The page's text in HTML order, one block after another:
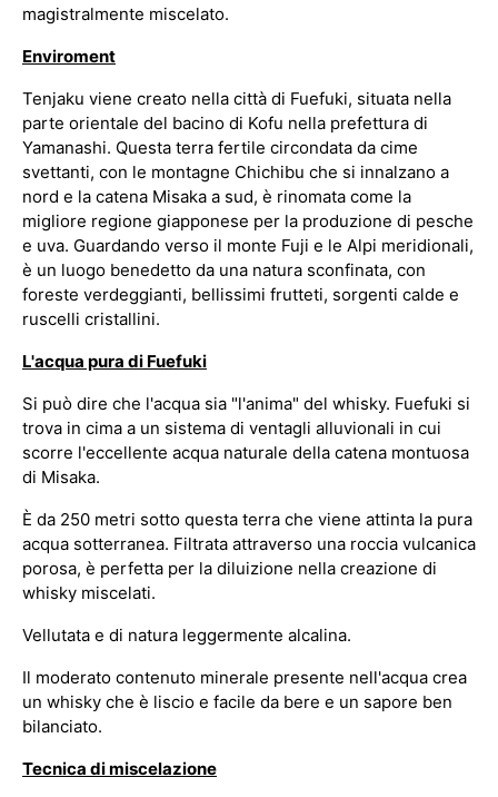
magistralmente miscelato.
Enviroment
Tenjaku viene creato nella città di Fuefuki, situata nella
parte orientale del bacino di Kofu nella prefettura di
Yamanashi. Questa terra fertile circondata da cime
svettanti, con le montagne Chichibu che si innalzano a
nord e la catena Misaka a sud, è rinomata come la
migliore regione giapponese per la produzione di pesche
e uva. Guardando verso il monte Fuji e le Alpi meridionali,
è un luogo benedetto da una natura sconfinata, con
foreste verdeggianti, bellissimi frutteti, sorgenti calde e
ruscelli cristallini.
L'acqua pura di Fuefuki
Si può dire che l'acqua sia "l'anima" del whisky. Fuefuki si
trova in cima a un sistema di ventagli alluvionali in cui
scorre l'eccellente acqua naturale della catena montuosa
di Misaka.
È da 250 metri sotto questa terra che viene attinta la pura
acqua sotterranea. Filtrata attraverso una roccia vulcanica
porosa, è perfetta per la diluizione nella creazione di
whisky miscelati.
Vellutata e di natura leggermente alcalina.
Il moderato contenuto minerale presente nell'acqua crea
un whisky che è liscio e facile da bere e un sapore ben
bilanciato.
Tecnica di miscelazione